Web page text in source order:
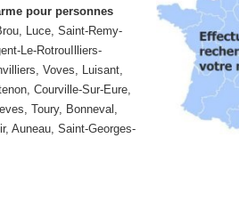
pour personnes
Luce, Saint-Remy-
Le-RotrouIlliers-
Voves, Luisant,
Courville-Sur-Eure,
Toury, Bonneval,
Auneau, Saint-Georges-